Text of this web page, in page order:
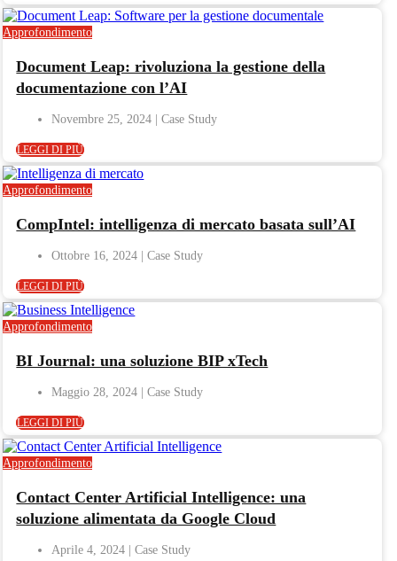
Approfondimento
Document Leap: rivoluziona la gestione della
documentazione con l’AI
Novembre 25, 2024
LEGGI DI PIÙ
Approfondimento
CompIntel: intelligenza di mercato basata sull’AI
Ottobre 16, 2024
LEGGI DI PIÙ
Approfondimento
BI Journal: una soluzione BIP xTech
Maggio 28, 2024
LEGGI DI PIÙ
Approfondimento
Contact Center Artificial Intelligence: una
soluzione alimentata da Google Cloud
Aprile 4, 2024